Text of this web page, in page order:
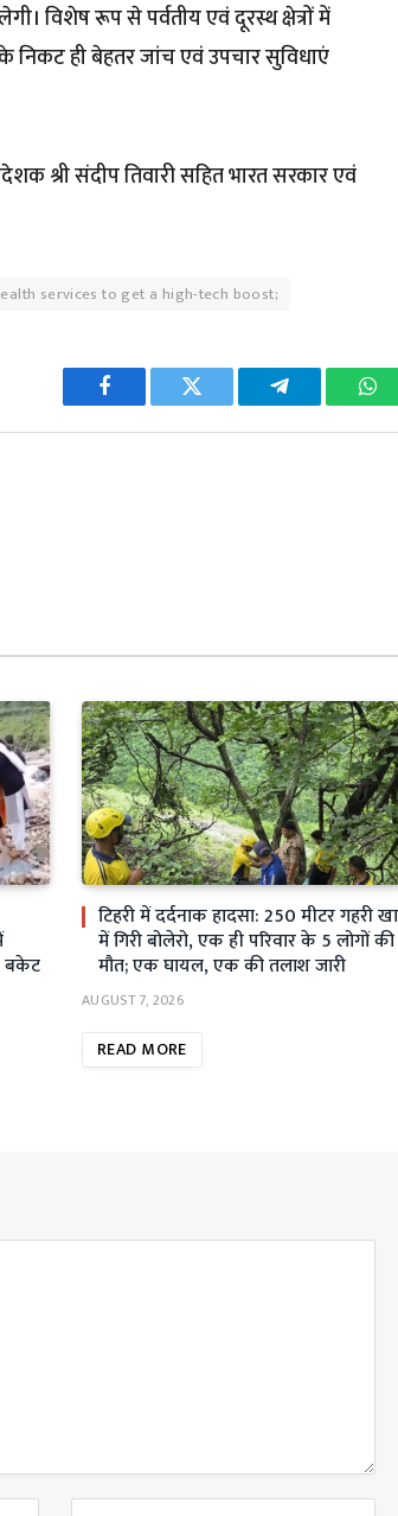
विशेष रूप से पर्वतीय एवं दूरस्थ क्षेत्रों में
निकट ही बेहतर जांच एवं उपचार सुविधाएं
श्री संदीप तिवारी सहित भारत सरकार एवं
services to get a high-tech boost;
Facebook Twitter Telegram
बकेट
टिहरी में दर्दनाक हादसा: 250 मीटर गहरी
में गिरी बोलेरो, एक ही परिवार के 5 लोगों की
मौत; एक घायल, एक की तलाश जारी
AUGUST 7, 2026
READ MORE